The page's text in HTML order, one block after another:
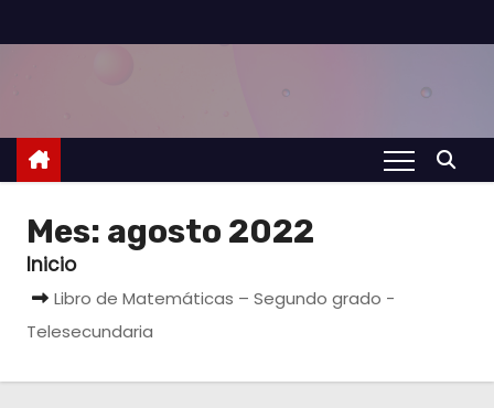
a
r
t
Mes: agosto 2022
Inicio
Libro de Matemáticas – Segundo grado -
Telesecundaria